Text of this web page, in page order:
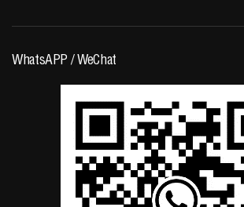
WhatsAPP / WeChat